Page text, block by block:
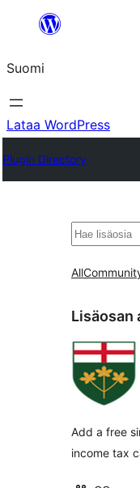
Suomi
Lataa WordPress
Plugin Directory
Etsi
All
Lisäosan
Add a free
income tax